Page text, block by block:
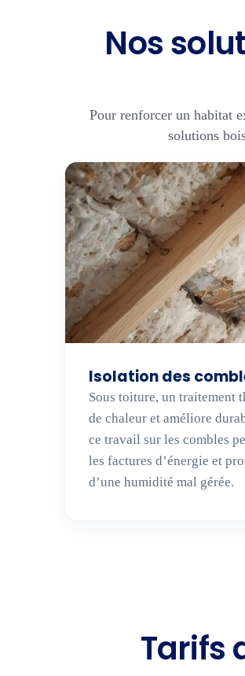
Nos
Pour renforcer un habitat
solutions
Isolation des
Sous toiture, un traitement
de chaleur et améliore
ce travail sur les combles
les factures d’énergie et
d’une humidité mal gérée.
Tarifs